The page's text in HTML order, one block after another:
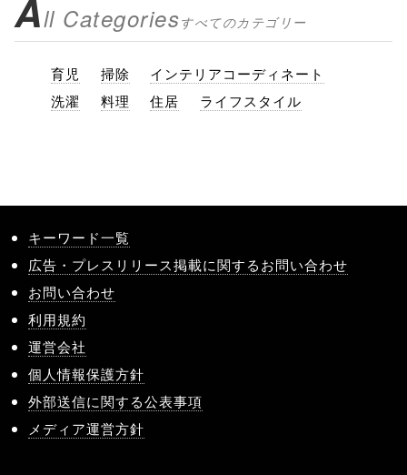
All Categoriesすべてのカテゴリー
育児 掃除
インテリアコーディネート
洗濯
料理 住居 ライフスタイル
キーワード一覧
広告・プレスリリース掲載に関するお問い合わせ
お問い合わせ
利用規約
運営会社
個人情報保護方針
外部送信に関する公表事項
メディア運営方針